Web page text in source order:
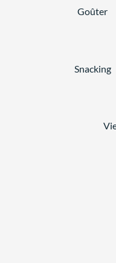
Goûter
Snacking